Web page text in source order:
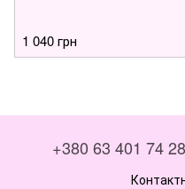
1 040 грн
+380 63 401 74 28